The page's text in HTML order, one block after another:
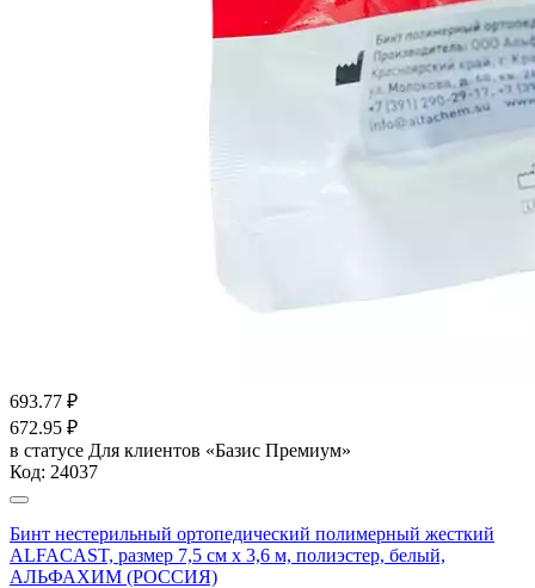
693.77 ₽
672.95 ₽
в статусе Для клиентов «Базис Премиум»
Код: 24037
Бинт нестерильный ортопедический полимерный жесткий
ALFACAST, размер 7,5 см х 3,6 м, полиэстер, белый,
АЛЬФАХИМ (РОССИЯ)